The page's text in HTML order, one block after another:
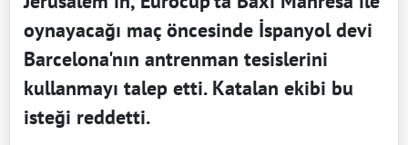
oynayacağı maç öncesinde İspanyol devi
Barcelona'nın antrenman tesislerini
kullanmayı talep etti. Katalan ekibi bu
isteği reddetti.